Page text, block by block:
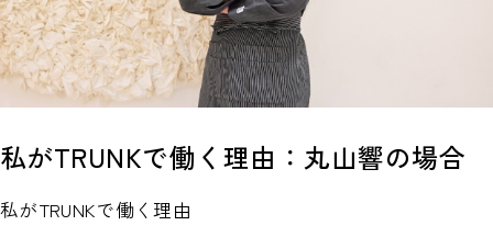
私がTRUNKで働く理由：丸山響の場合
私がTRUNKで働く理由